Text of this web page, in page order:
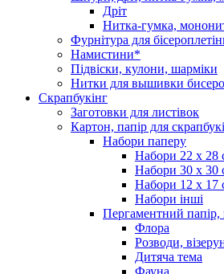
Дріт
Нитка-гумка,
Фурнітура для
Намистини*
Підвіски, кулони, шарміки
Нитки для вышивки
Скрапбукінг
Заготовки для листівок
Картон, папір для
Набори паперу
Набори 22 х 28
Набори 30 х 30
Набори 12 х 17
Набори інші
Пергаментний папір,
Флора
Розводи,
Дитяча тема
Фауна